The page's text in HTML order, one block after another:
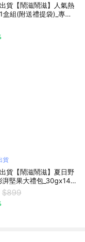
貨【鬧滋鬧滋】人氣熱
盒組(附送禮提袋)_專屬
_生日快樂_感謝禮_下午
貨
貨【鬧滋鬧滋】夏日野
湃堅果大禮包_30gx14包
)_感謝禮_創意堅果_送
$899